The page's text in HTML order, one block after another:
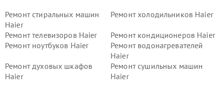
Ремонт стиральных машин
Haier
Ремонт холодильников Haier
Ремонт телевизоров Haier
Ремонт кондиционеров Haier
Ремонт ноутбуков Haier
Ремонт водонагревателей
Haier
Ремонт духовых шкафов
Haier
Ремонт сушильных машин
Haier